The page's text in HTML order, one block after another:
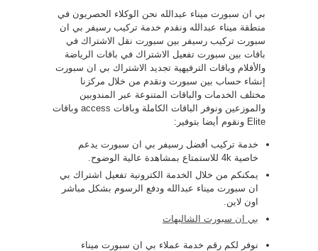
بي ان سبورت ميناء عبدالله نحن الوكلاء الحصريون في
منطقة ميناء عبدالله ونقدم خدمة تركيب رسيفر بي ان
سبورت تركيب رسيفر بين سبورت نقل الاشتراك في
باقات بين سبورت تفعيل الاشتراك في باقات الرياضة
والأفلام وباقات الترفيهية تجديد الاشتراك بي ان سبورت
إنشاء حساب بين سبورت ونقدم من خلال مركزنا
مختلف الخدمات والباقات المتنوعة عبر المندوبين
والموزعين ونوفر الباقات الكاملة وباقات access وباقات
Elite ونقوم أيضا بتوفير:
خدمة تركيب أفضل رسيفر بي ان سبورت يدعم
خاصية 4k للاستمتاع بمشاهدة عالية الوضوح.
يمكنكم من خلال الخدمة الكترونية تفعيل اشتراك بي
ان سبورت ميناء عبدالله ودفع الرسوم بشكل مباشر
اون لاين.
بي ان سبورت الشاليهات
نوفر لكم رقم خدمة عملاء بي ان سبورت ميناء